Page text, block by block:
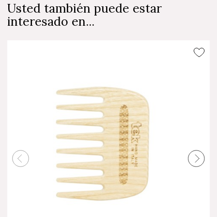
Usted también puede estar
interesado en...